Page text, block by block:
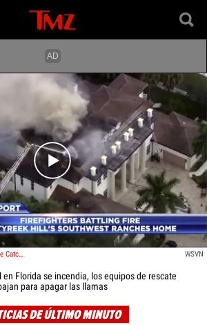
Play video content
Video: Tyreek Hill's Florida Home Catches On Fire, Rescue Crews Working To Douse Flames WSVN
en Florida se incendia, los equipos de rescate
para apagar las llamas
DE ÚLTIMO MINUTO